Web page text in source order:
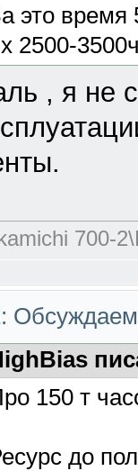
это время
2500-
, я не
700-
150 т
до